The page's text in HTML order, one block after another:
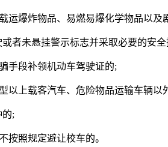
运爆炸物品、易燃易爆化学物品以
者未悬挂警示标志并采取必要的安
手段补领机动车驾驶证的;
以上载客汽车、危险物品运输车辆
的;
按照规定避让校车的。